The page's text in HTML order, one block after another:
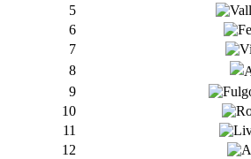
5
6
7
8
9
10
11
12